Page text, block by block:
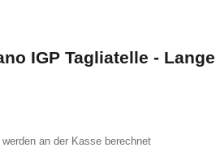
IGP Tagliatelle -
werden an der Kasse berechnet